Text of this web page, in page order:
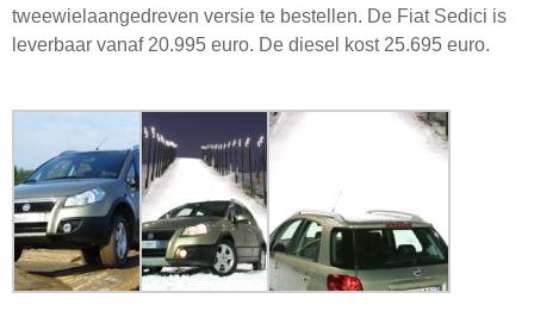
tweewielaangedreven versie te bestellen. De Fiat Sedici is
leverbaar vanaf 20.995 euro. De diesel kost 25.695 euro.